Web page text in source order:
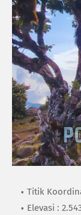
Titik
Elevasi :